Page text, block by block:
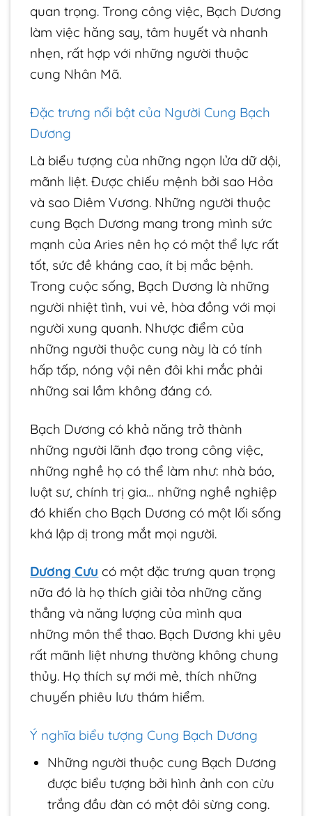
quan trọng. Trong công việc, Bạch Dương
làm việc hăng say, tâm huyết và nhanh
nhẹn, rất hợp với những người thuộc
cung Nhân Mã.
Đặc trưng nổi bật của Người Cung Bạch
Dương
Là biểu tượng của những ngọn lửa dữ dội,
mãnh liệt. Được chiếu mệnh bởi sao Hỏa
và sao Diêm Vương. Những người thuộc
cung Bạch Dương mang trong mình sức
mạnh của Aries nên họ có một thể lực rất
tốt, sức đề kháng cao, ít bị mắc bệnh.
Trong cuộc sống, Bạch Dương là những
người nhiệt tình, vui vẻ, hòa đồng với mọi
người xung quanh. Nhược điểm của
những người thuộc cung này là có tính
hấp tấp, nóng vội nên đôi khi mắc phải
những sai lầm không đáng có.
Bạch Dương có khả năng trở thành
những người lãnh đạo trong công việc,
những nghề họ có thể làm như: nhà báo,
luật sư, chính trị gia… những nghề nghiệp
đó khiến cho Bạch Dương có một lối sống
khá lập dị trong mắt mọi người.
Dương Cưu có một đặc trưng quan trọng
nữa đó là họ thích giải tỏa những căng
thẳng và năng lượng của mình qua
những môn thể thao. Bạch Dương khi yêu
rất mãnh liệt nhưng thường không chung
thủy. Họ thích sự mới mẻ, thích những
chuyến phiêu lưu thám hiểm.
Ý nghĩa biểu tượng Cung Bạch Dương
Những người thuộc cung Bạch Dương
được biểu tượng bởi hình ảnh con cừu
trắng đầu đàn có một đôi sừng cong.